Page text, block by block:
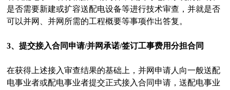
是否需要新建或扩容送配电设备等进行技术审查，并就是否
可以并网、并网所需的工程概要等事项作出答复。
3、提交接入合同申请/并网承诺/签订工事费用分担合同
在获得上述接入审查结果的基础上，并网申请人向一般送配
电事业者或配电事业者提交正式接入合同申请，送配电事业